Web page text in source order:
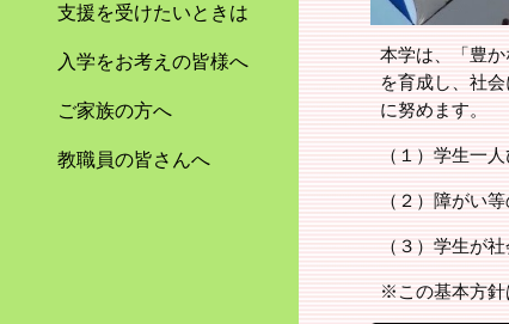
支援を受けたいときは
入学をお考えの皆様へ
ご家族の方へ
教職員の皆さんへ
本学は、「豊
を育成し、社
に努めます。
（１）学生一
（２）障がい
（３）学生が
※この基本方針